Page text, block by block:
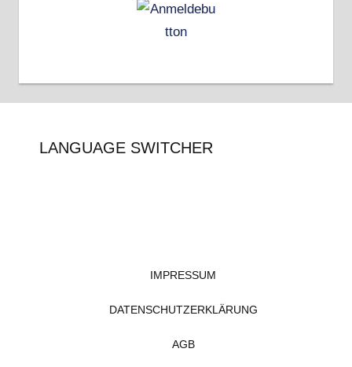
LANGUAGE SWITCHER
IMPRESSUM
DATENSCHUTZERKLÄRUNG
AGB